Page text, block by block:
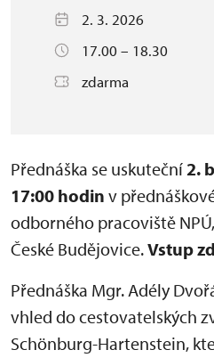
2. 3. 2026
17.00 – 18.30
zdarma
Přednáška se uskuteční2.
17:00 hodin v
odborného pracoviště
České Budějovice.Vstup
Přednáška Mgr. Adély
vhled do cestovatelských
Schönburg-Hartenstein,